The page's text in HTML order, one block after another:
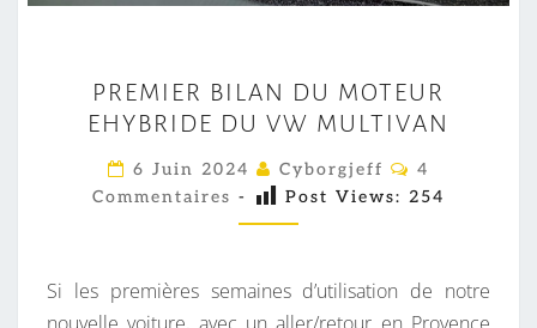
R
E
M
E
B
PREMIER BILAN DU MOTEUR
EHYBRIDE DU VW MULTIVAN
6 Juin 2024 Cyborgjeff
C
M
A
I
4
Commentaires - Post Views: 254
Si les premières semaines d’utilisation de notre